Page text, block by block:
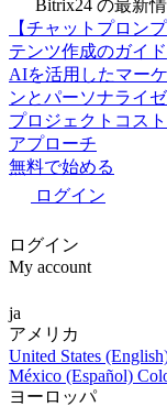
Bitrix24 の最新
【チャットプロン
テンツ作成のガイド
AIを活用したマー
ンとパーソナライ
プロジェクトコス
アプローチ
無料で始める
ログイン
ログイン
My account
ja
アメリカ
United States
México (Español)
ヨーロッパ